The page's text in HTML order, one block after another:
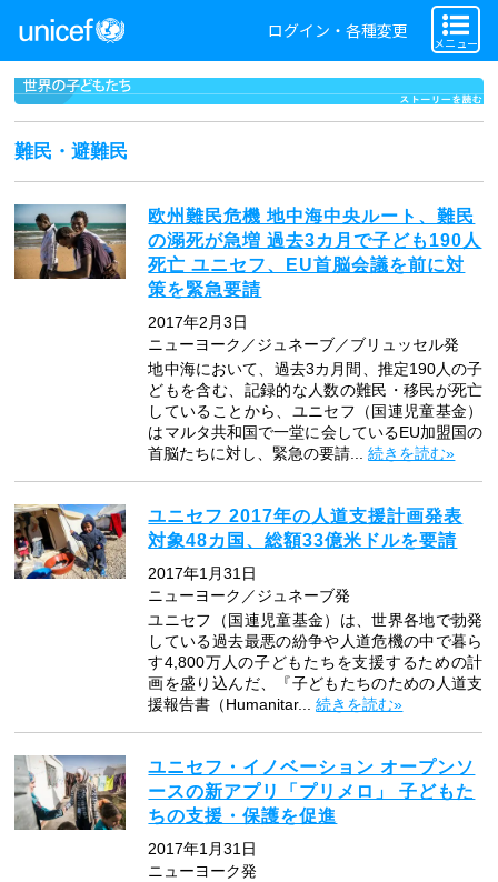
ログイン・各種変更
メニュー
難民・避難民
欧州難民危機 地中海中央ルート、難民
の溺死が急増 過去3カ月で子ども190人
死亡 ユニセフ、EU首脳会議を前に対
策を緊急要請
2017年2月3日
ニューヨーク／ジュネーブ／ブリュッセル発
地中海において、過去3カ月間、推定190人の子
どもを含む、記録的な人数の難民・移民が死亡
していることから、ユニセフ（国連児童基金）
はマルタ共和国で一堂に会しているEU加盟国の
首脳たちに対し、緊急の要請...続きを読む»
ユニセフ 2017年の人道支援計画発表
対象48カ国、総額33億米ドルを要請
2017年1月31日
ニューヨーク／ジュネーブ発
ユニセフ（国連児童基金）は、世界各地で勃発
している過去最悪の紛争や人道危機の中で暮ら
す4,800万人の子どもたちを支援するための計
画を盛り込んだ、『子どもたちのための人道支
援報告書（Humanitar...続きを読む»
ユニセフ・イノベーション オープンソ
ースの新アプリ「プリメロ」 子どもた
ちの支援・保護を促進
2017年1月31日
ニューヨーク発